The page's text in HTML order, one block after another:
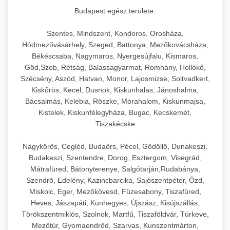
Budapest egész területe:
Szentes, Mindszent, Kondoros, Orosháza,
Hódmezővásárhely, Szeged, Battonya, Mezőkovácsháza,
Békéscsaba, Nagymaros, Nyergesújfalu, Kismaros,
Göd,Szob, Rétság, Balassagyarmat, Romhány, Hollókő,
Szécsény, Aszód, Hatvan, Monor, Lajosmizse, Soltvadkert,
Kiskőrös, Kecel, Dusnok, Kiskunhalas, Jánoshalma,
Bácsalmás, Kelebia, Röszke, Mórahalom, Kiskunmajsa,
Kistelek, Kiskunfélegyháza, Bugac, Kecskemét,
Tiszakécske
Nagykörös, Cegléd, Budaörs, Pécel, Gödöllő, Dunakeszi,
Budakeszi, Szentendre, Dorog, Esztergom, Visegrád,
Mátrafüred, Bátonyterenye, Salgótarján,Rudabánya,
Szendrő, Edelény, Kazincbarcika, Sajószentpéter, Ózd,
Miskolc, Eger, Mezőkövesd, Füzesabony, Tiszafüred,
Heves, Jászapáti, Kunhegyes, Újszász, Kisújszállás,
Törökszentmiklós, Szolnok, Martfű, Tiszaföldvár, Túrkeve,
Mezőtúr, Gyomaendrőd, Szarvas, Kunszentmárton,